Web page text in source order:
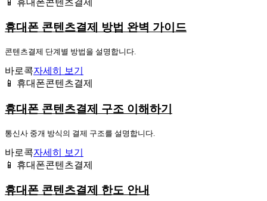
휴대폰 콘텐츠결제 방법 완벽 가이드
콘텐츠결제 단계별 방법을 설명합니다.
바로콕자세히 보기
📱 휴대폰콘텐츠결제
휴대폰 콘텐츠결제 구조 이해하기
통신사 중개 방식의 결제 구조를 설명합니다.
바로콕자세히 보기
📱 휴대폰콘텐츠결제
휴대폰 콘텐츠결제 한도 안내